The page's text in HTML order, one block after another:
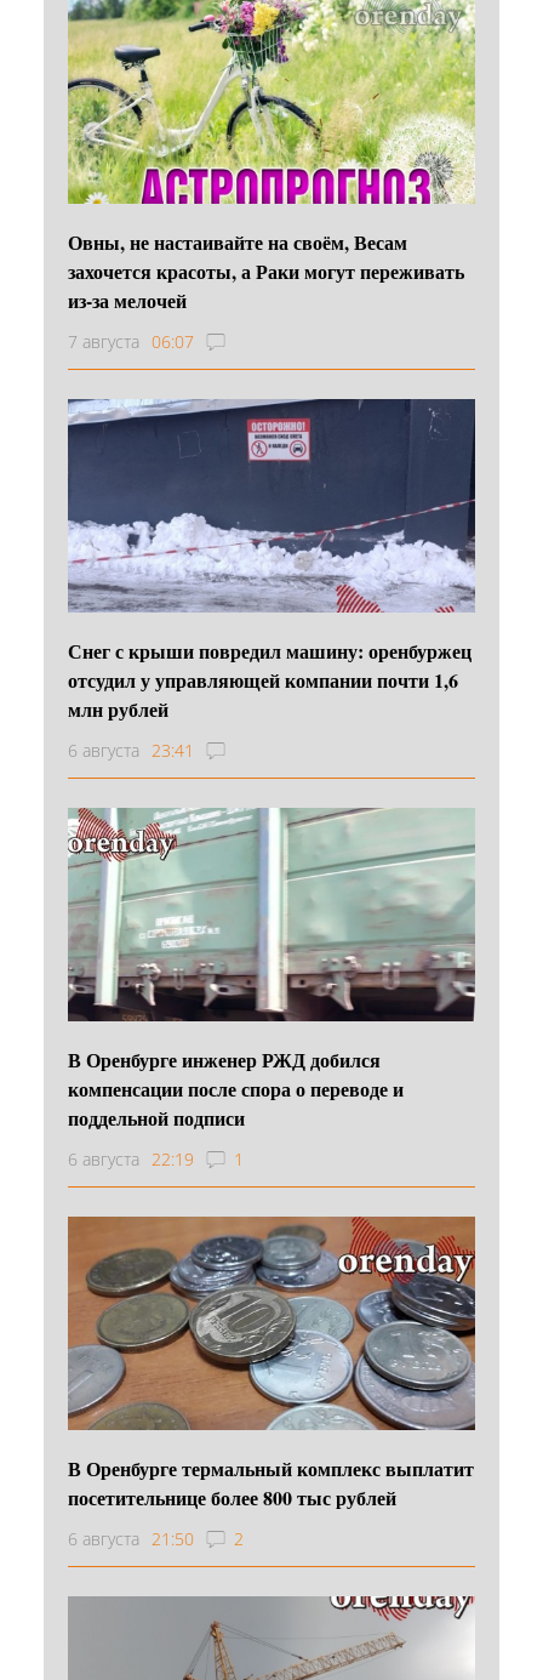
Овны, не настаивайте на своём, Весам
захочется красоты, а Раки могут переживать
из-за мелочей
7 августа 06:07
Снег с крыши повредил машину: оренбуржец
отсудил у управляющей компании почти 1,6
млн рублей
6 августа 23:41
В Оренбурге инженер РЖД добился
компенсации после спора о переводе и
поддельной подписи
6 августа 22:19 1
В Оренбурге термальный комплекс выплатит
посетительнице более 800 тыс рублей
6 августа 21:50 2